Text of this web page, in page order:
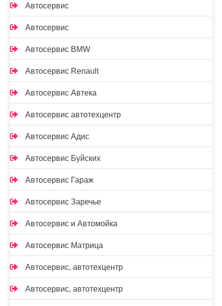
Автосервис
Автосервис
Автосервис BMW
Автосервис Renault
Автосервис Автека
Автосервис автотехцентр
Автосервис Адис
Автосервис Буйских
Автосервис Гараж
Автосервис Заречье
Автосервис и Автомойка
Автосервис Матрица
Автосервис, автотехцентр
Автосервис, автотехцентр